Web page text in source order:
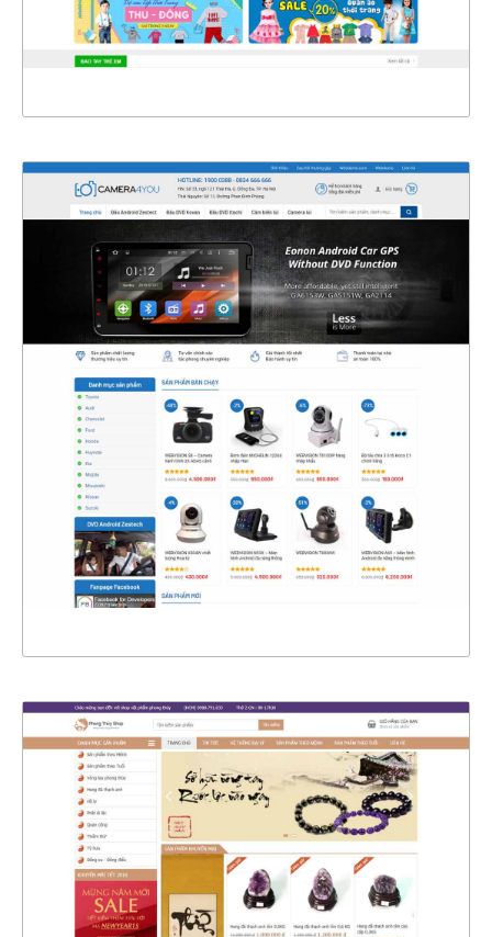
XEM THỰC TẾ
4346
CHI TIẾT
XEM THỰC TẾ
4372